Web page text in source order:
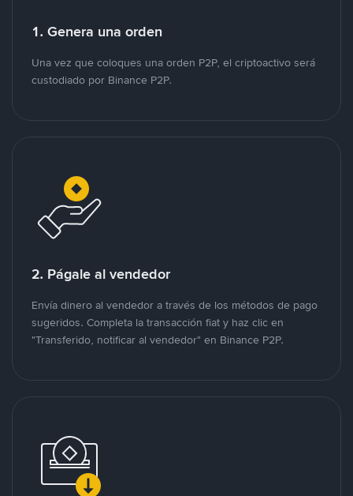
1. Genera una orden
Una vez que coloques una orden P2P, el criptoactivo será
custodiado por Binance P2P.
2. Págale al vendedor
Envía dinero al vendedor a través de los métodos de pago
sugeridos. Completa la transacción fiat y haz clic en
"Transferido, notificar al vendedor" en Binance P2P.